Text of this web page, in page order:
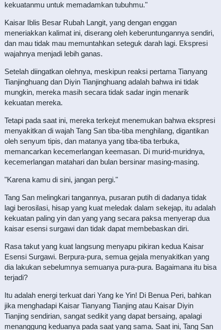
kekuatanmu untuk memadamkan tubuhmu."
Kaisar Iblis Besar Rubah Langit, yang dengan enggan
meneriakkan kalimat ini, diserang oleh keberuntungannya sendiri,
dan mau tidak mau memuntahkan seteguk darah lagi. Ekspresi
wajahnya menjadi lebih ganas.
Setelah diingatkan olehnya, meskipun reaksi pertama Tianyang
Tianjinghuang dan Diyin Tianjinghuang adalah bahwa ini tidak
mungkin, mereka masih secara tidak sadar ingin menarik
kekuatan mereka.
Tetapi pada saat ini, mereka terkejut menemukan bahwa ekspresi
menyakitkan di wajah Tang San tiba-tiba menghilang, digantikan
oleh senyum tipis, dan matanya yang tiba-tiba terbuka,
memancarkan kecemerlangan keemasan. Di murid-muridnya,
kecemerlangan matahari dan bulan bersinar masing-masing.
"Karena kamu di sini, jangan pergi."
Tang San melingkari tangannya, pusaran putih di dadanya tidak
lagi berosilasi, hisap yang kuat meledak dalam sekejap, itu adalah
kekuatan paling yin dan yang yang secara paksa menyerap dua
kaisar esensi surgawi dan tidak dapat membebaskan diri.
Rasa takut yang kuat langsung menyapu pikiran kedua Kaisar
Esensi Surgawi. Berpura-pura, semua gejala menyakitkan yang
dia lakukan sebelumnya semuanya pura-pura. Bagaimana itu bisa
terjadi?
Itu adalah energi terkuat dari Yang ke Yin! Di Benua Peri, bahkan
jika menghadapi Kaisar Tianyang Tianjing atau Kaisar Diyin
Tianjing sendirian, sangat sedikit yang dapat bersaing, apalagi
menanggung keduanya pada saat yang sama. Saat ini, Tang San